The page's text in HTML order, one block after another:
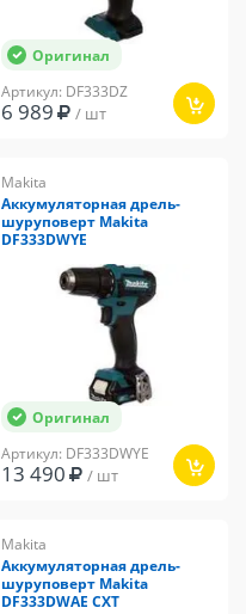
Оригинал
Артикул: DF333DZ
6 989 / шт
Makita
Аккумуляторная дрель-
шуруповерт Makita
DF333DWYE
Оригинал
Артикул: DF333DWYE
13 490 / шт
Makita
Аккумуляторная дрель-
шуруповерт Makita
DF333DWAE CXT